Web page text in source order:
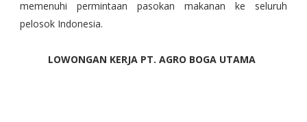
memenuhi permintaan pasokan makanan ke seluruh
pelosok Indonesia.
LOWONGAN KERJA PT. AGRO BOGA UTAMA